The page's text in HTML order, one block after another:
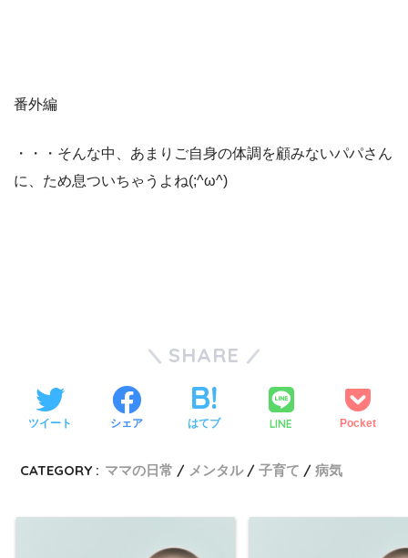
番外編
・・・そんな中、あまりご自身の体調を顧みないパパさん
に、ため息ついちゃうよね(;^ω^)
SHARE
ツイート シェア はてブ LINE Pocket
CATEGORY : ママの日常 メンタル 子育て 病気